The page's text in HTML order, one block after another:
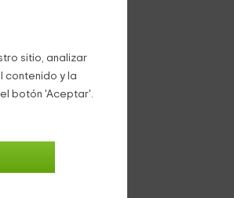
sitio, analizar
contenido y la
botón 'Aceptar'.